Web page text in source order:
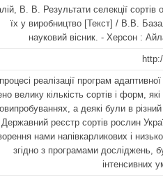
В. В. Результати селекції сортів
їх у виробництво [Текст] / В.В.
науковий вісник. - Херсон :
реалізації програм
велику кількість сортів і форм,
а деякі були в
Державний реєстр сортів рослин
нами напівкарликових і
згідно з програмами досліджень,
інтенсивних